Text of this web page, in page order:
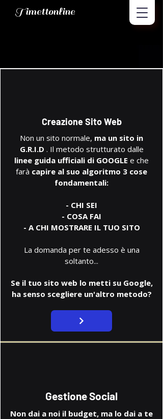
Timettonline
Creazione Sito Web
Non un sito normale, ma un sito in
G.R.I.D . Il metodo strutturato dalle
linee guida ufficiali di GOOGLE e che
farà capire al suo algoritmo 3 cose
fondamentali:
- CHI SEI
- COSA FAI
- A CHI MOSTRARE IL TUO SITO
La domanda per te adesso è una
soltanto...
Se il tuo sito web lo metti su Google,
ha senso scegliere un'altro metodo?
Gestione Social
Non dai a noi il budget, ma lo dai a te